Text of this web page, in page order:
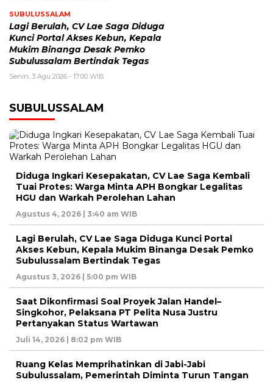
SUBULUSSALAM
Lagi Berulah, CV Lae Saga Diduga
Kunci Portal Akses Kebun, Kepala
Mukim Binanga Desak Pemko
Subulussalam Bertindak Tegas
Senin, 3 Agu 2026 - 17:00 WIB
SUBULUSSALAM
Diduga Ingkari Kesepakatan, CV Lae Saga Kembali
Tuai Protes: Warga Minta APH Bongkar Legalitas
HGU dan Warkah Perolehan Lahan
Agustus 4, 2026 | 3:40 am WIB
Lagi Berulah, CV Lae Saga Diduga Kunci Portal
Akses Kebun, Kepala Mukim Binanga Desak Pemko
Subulussalam Bertindak Tegas
Agustus 3, 2026 | 5:00 pm WIB
Saat Dikonfirmasi Soal Proyek Jalan Handel–
Singkohor, Pelaksana PT Pelita Nusa Justru
Pertanyakan Status Wartawan
Juli 14, 2026 | 8:02 pm WIB
Ruang Kelas Memprihatinkan di Jabi-Jabi
Subulussalam, Pemerintah Diminta Turun Tangan